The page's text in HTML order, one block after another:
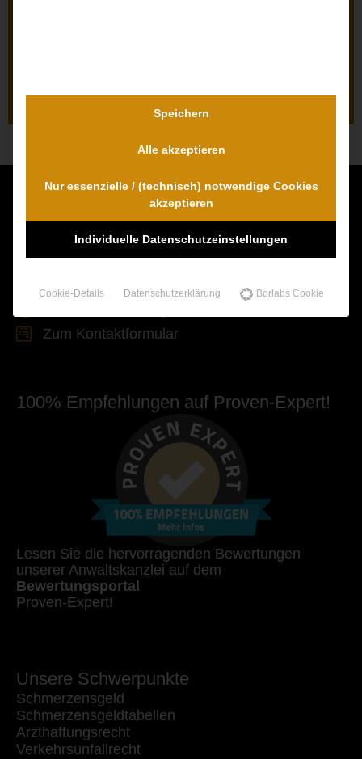
Kontaktieren Sie uns unverbindlich!
Dr. Wambach & Walter
0800 0005574 - gebührenfrei
0421 54 895 10 - Fax
Zum Kontaktformular
100% Empfehlungen auf Proven-Expert!
Lesen Sie die hervorragenden Bewertungen
unserer Anwaltskanzlei auf dem
Bewertungsportal
Proven-Expert!
Unsere Schwerpunkte
Schmerzensgeld
Schmerzensgeldtabellen
Arzthaftungsrecht
Verkehrsunfallrecht
Speichern
Alle akzeptieren
Nur essenzielle / (technisch) notwendige Cookies
akzeptieren
Individuelle Datenschutzeinstellungen
Cookie-Details Datenschutzerklärung Borlabs Cookie